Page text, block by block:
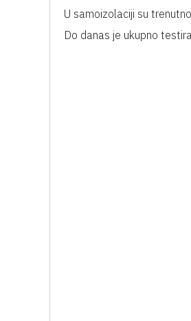
U samoizolaciji su
Do danas je ukupno